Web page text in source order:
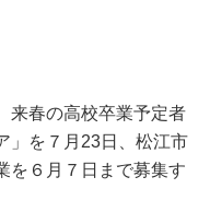
来春の高校卒業予定者
」を７月23日、松江市
を６月７日まで募集す